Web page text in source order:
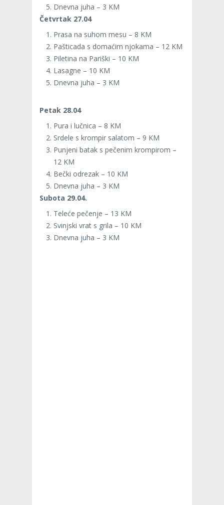
Dnevna juha – 3 KM
Četvrtak 27.04
Prasa na suhom mesu – 8 KM
Pašticada s domaćim njokama – 12 KM
Piletina na Pariški – 10 KM
Lasagne – 10 KM
Dnevna juha – 3 KM
Petak 28.04
Pura i lučnica – 8 KM
Srdele s krompir salatom – 9 KM
Punjeni batak s pečenim krompirom –
12 KM
Bečki odrezak – 10 KM
Dnevna juha – 3 KM
Subota 29.04.
Teleće pečenje – 13 KM
Svinjski vrat s grila – 10 KM
Dnevna juha – 3 KM